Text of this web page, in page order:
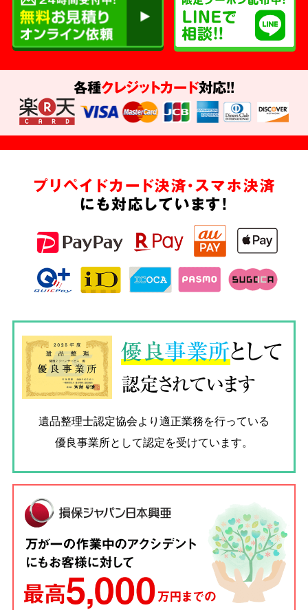
各種クレジットカード対応!!
プリペイドカード決済・スマホ決済
にも対応しています!
優良事業所として
認定されています
遺品整理士認定協会より適正業務を行っている
優良事業所として認定を受けています。